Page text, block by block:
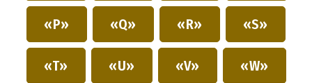
«P» «Q» «R» «S»
«T» «U» «V» «W»